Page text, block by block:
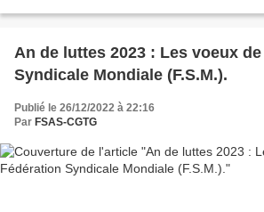
An de luttes 2023 : Les voeux
Syndicale Mondiale (F.S.M.).
Publié le 26/12/2022 à 22:16
Par FSAS-CGTG